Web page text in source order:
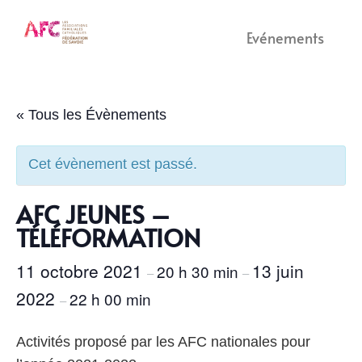
Evénements
« Tous les Évènements
Cet évènement est passé.
AFC JEUNES –
TÉLÉFORMATION
11 octobre 2021 –20 h 30 min – 13 juin
2022 –22 h 00 min
Activités proposé par les AFC nationales pour